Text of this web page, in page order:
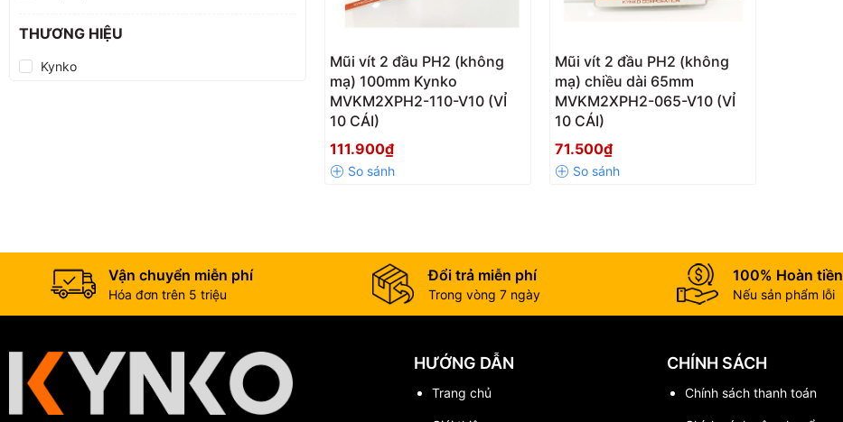
THƯƠNG HIỆU
Kynko
Mũi vít 2 đầu PH2 (không
mạ) 100mm Kynko
MVKM2XPH2-110-V10 (VỈ
10 CÁI)
111.900₫
Mũi vít 2 đầu PH2 (không
mạ) chiều dài 65mm
MVKM2XPH2-065-V10 (VỈ
10 CÁI)
71.500₫
Vận chuyển miễn phí
Hóa đơn trên 5 triệu
Đổi trả miễn phí
Trong vòng 7 ngày
100% Hoàn tiền
Nếu sản phẩm lỗi
HƯỚNG DẪN
Trang chủ
CHÍNH SÁCH
Chính sách thanh toán